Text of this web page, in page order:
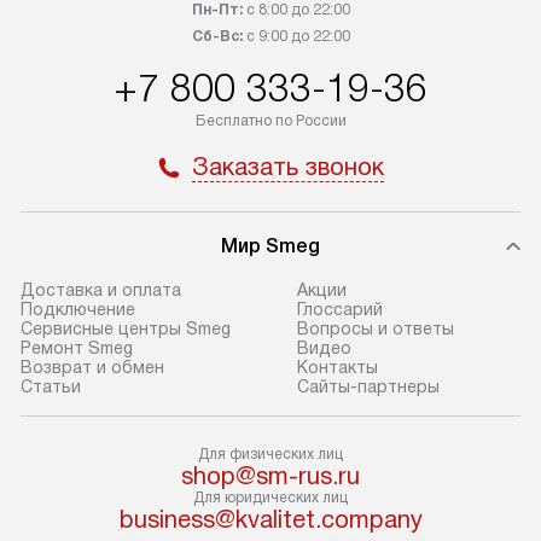
Пожалуйста, уточняйте условия
оформлении заказа.
служба доставки привезет
покупку до двери вашей квартиры
или места установки, пожалуйста,
предварительно согласуйте это
с менеджером. За эту услугу будет
взиматься дополнительная плата.
Обратите внимание на размеры
холодильника не позволяют
пронести его через дверной проем,
сотрудники транспортной службы
Стандартный
существующим
запуск и
материалы,
Пн-Пт:с 8:00 до 22:00
Сб-Вс:с 9:00 до 22:00
+7 800 333-19-36
Бесплатно по России
Заказать звонок
Мир Smeg
Доставка и оплата
Подключение
Сервисные центры Smeg
Ремонт Smeg
Возврат и обмен
Статьи
Акции
Глоссарий
Вопросы и ответы
Видео
Контакты
Сайты-партнеры
Для физических лиц
shop@sm-rus.ru
Для юридических лиц
business@kvalitet.company